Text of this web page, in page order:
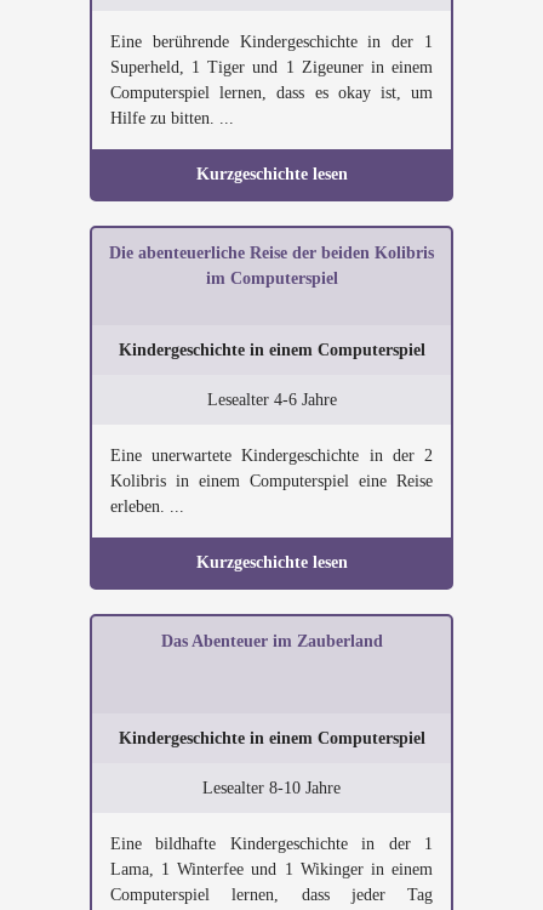
Eine berührende Kindergeschichte in der 1
Superheld, 1 Tiger und 1 Zigeuner in einem
Computerspiel lernen, dass es okay ist, um
Hilfe zu bitten. ...
Kurzgeschichte lesen
Die abenteuerliche Reise der beiden Kolibris
im Computerspiel
Kindergeschichte in einem Computerspiel
Lesealter 4-6 Jahre
Eine unerwartete Kindergeschichte in der 2
Kolibris in einem Computerspiel eine Reise
erleben. ...
Kurzgeschichte lesen
Das Abenteuer im Zauberland
Kindergeschichte in einem Computerspiel
Lesealter 8-10 Jahre
Eine bildhafte Kindergeschichte in der 1
Lama, 1 Winterfee und 1 Wikinger in einem
Computerspiel lernen, dass jeder Tag